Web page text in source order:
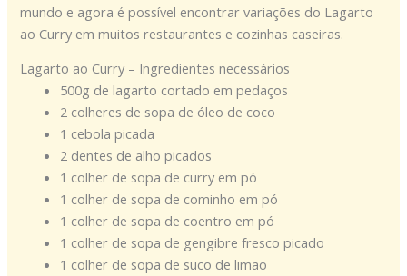
mundo e agora é possível encontrar variações do Lagarto
ao Curry em muitos restaurantes e cozinhas caseiras.
Lagarto ao Curry – Ingredientes necessários
500g de lagarto cortado em pedaços
2 colheres de sopa de óleo de coco
1 cebola picada
2 dentes de alho picados
1 colher de sopa de curry em pó
1 colher de sopa de cominho em pó
1 colher de sopa de coentro em pó
1 colher de sopa de gengibre fresco picado
1 colher de sopa de suco de limão